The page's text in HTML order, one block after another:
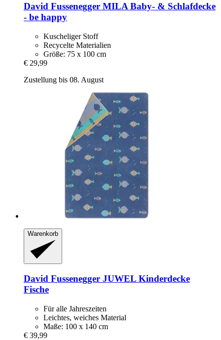
David Fussenegger MILA Baby-​ & Schlafdecke
-​ be happy
Kuscheliger Stoff
Recycelte Materialien
Größe: 75 x 100 cm
€ 29,99
Zustellung bis 08. August
Warenkorb
David Fussenegger JUWEL Kinderdecke
Fische
Für alle Jahreszeiten
Leichtes, weiches Material
Maße: 100 x 140 cm
€ 39,99